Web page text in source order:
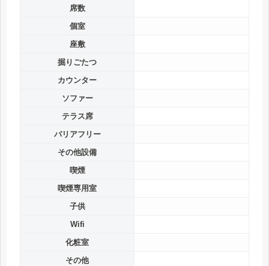
席数
個室
座敷
掘りごたつ
カウンター
ソファー
テラス席
バリアフリー
その他設備
喫煙
喫煙専用室
子供
Wifi
化粧室
その他